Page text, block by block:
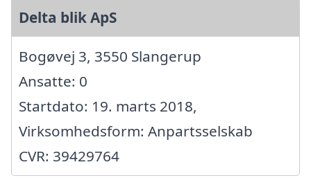
Delta blik ApS
Bogøvej 3, 3550 Slangerup
Ansatte: 0
Startdato: 19. marts 2018,
Virksomhedsform: Anpartsselskab
CVR: 39429764